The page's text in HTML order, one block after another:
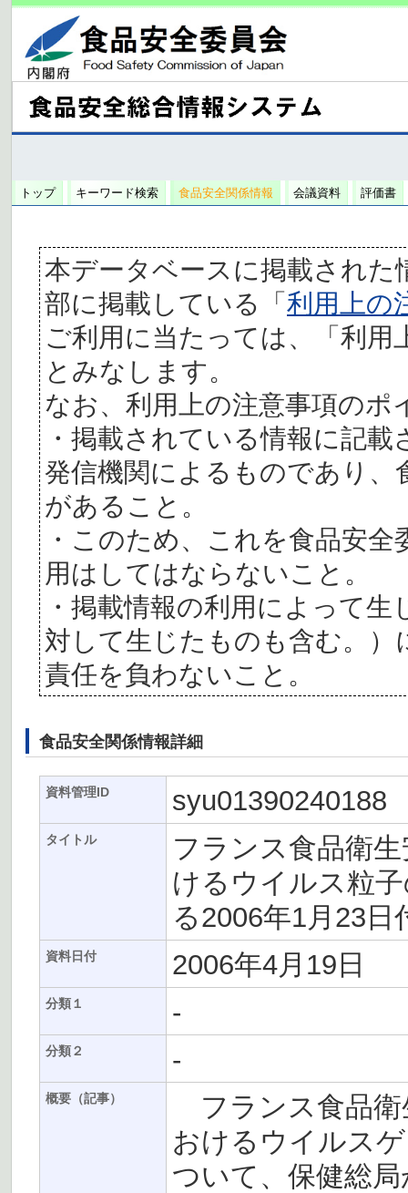
トップ キーワード検索 食品安全関係情報 会議資料 評価書
本データベースに掲載された
部に掲載している「利用上の
ご利用に当たっては、「利
とみなします。
なお、利用上の注意事項の
・掲載されている情報に記
発信機関によるものであり、
があること。
・このため、これを食品安
用はしてはならないこと。
・掲載情報の利用によって
対して生じたものも含む。
責任を負わないこと。
食品安全関係情報詳細
資料管理ID syu01390240188
タイトル
フランス食品衛
けるウイルス粒
る2006年1月23日
資料日付 2006年4月19日
分類１ -
分類２ -
概要（記事）
フランス食品衛
おけるウイルス
ついて、保健総